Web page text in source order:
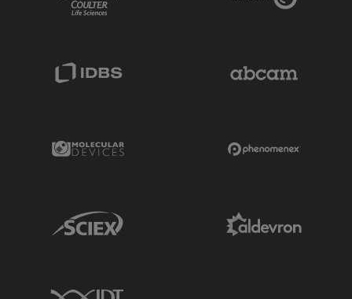
Molecular Devices Link
Sciex Link
IDT Link